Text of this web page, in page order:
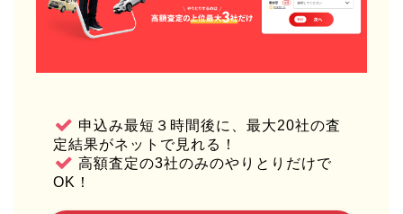
申込み最短３時間後に、最大20社の査
定結果がネットで見れる！
高額査定の3社のみのやりとりだけで
OK！